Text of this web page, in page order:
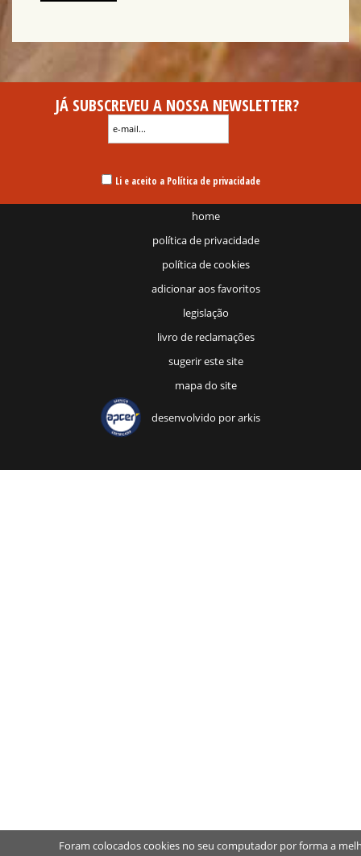
JÁ SUBSCREVEU A NOSSA NEWSLETTER?
Li e aceito a Política de privacidade
home
política de privacidade
política de cookies
adicionar aos favoritos
legislação
livro de reclamações
sugerir este site
mapa do site
desenvolvido porarkis
Foram colocados cookies no seu computador por forma a